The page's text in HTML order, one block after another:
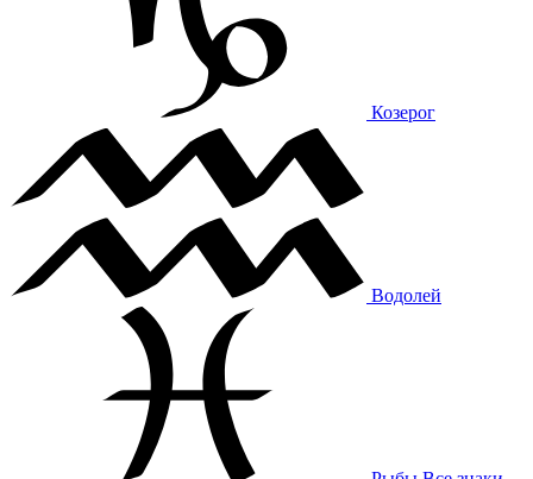
Козерог
Водолей